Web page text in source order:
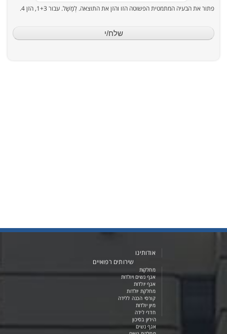
פתור את הבעיה המתמטית הפשוטה הזו והזן את התוצאה. לְמָשָׁל. עבור 1+3, הזן 4.
אודותינו
שירותים רפואיים
מחלקות
אגף נשים ויולדות
אגף יולדות
מחלקת יולדות
קורסי הכנה ללידה
מיון יולדות
חדרי לידה
היריון בסיכון
אגף נשים